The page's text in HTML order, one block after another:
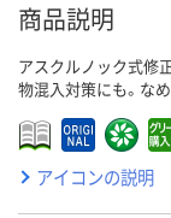
商品説明
アスクルノック式修
物混入対策にも。な
アイコンの説明